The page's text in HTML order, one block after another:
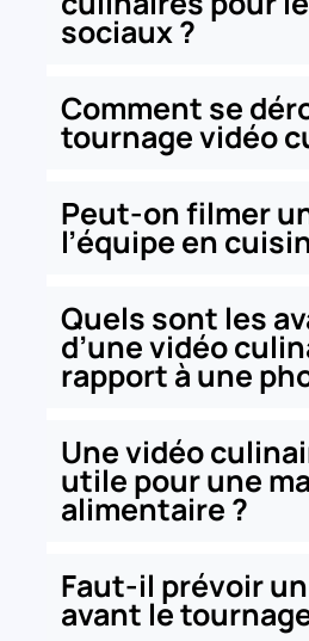
sociaux ?
Comment se
tournage vidéo
Peut-on filmer
l’équipe en
Quels sont les
d’une vidéo
rapport à une
Une vidéo
utile pour une
alimentaire ?
Faut-il prévoir
avant le